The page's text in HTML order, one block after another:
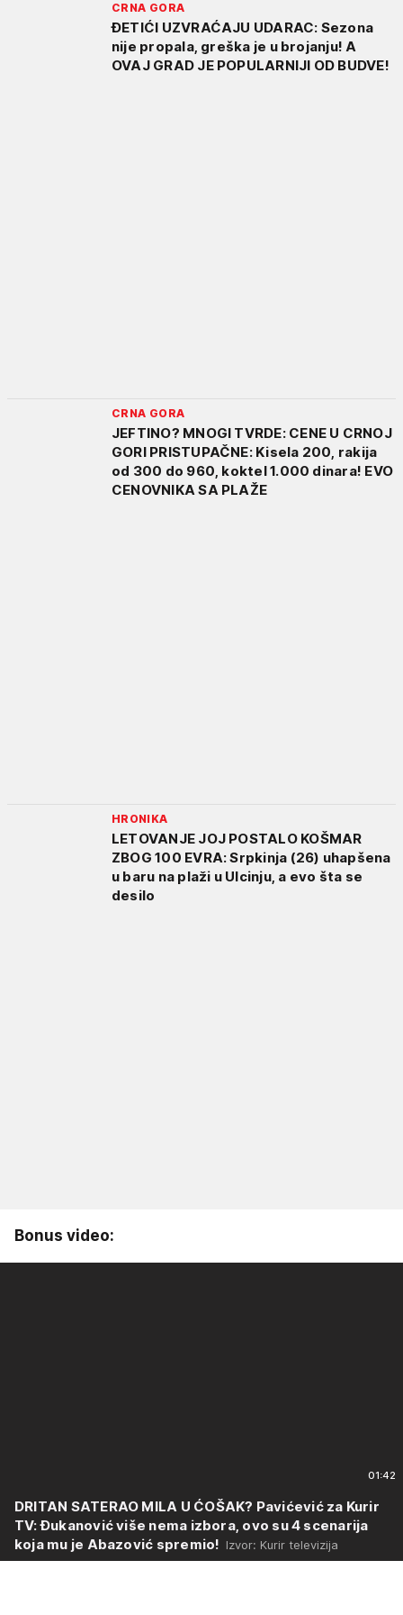
CRNA GORA
ĐETIĆI UZVRAĆAJU UDARAC: Sezona
nije propala, greška je u brojanju! A
OVAJ GRAD JE POPULARNIJI OD BUDVE!
CRNA GORA
JEFTINO? MNOGI TVRDE: CENE U CRNOJ
GORI PRISTUPAČNE: Kisela 200, rakija
od 300 do 960, koktel 1.000 dinara! EVO
CENOVNIKA SA PLAŽE
HRONIKA
LETOVANJE JOJ POSTALO KOŠMAR
ZBOG 100 EVRA: Srpkinja (26) uhapšena
u baru na plaži u Ulcinju, a evo šta se
desilo
Bonus video:
01:42
DRITAN SATERAO MILA U ĆOŠAK? Pavićević za Kurir
TV: Đukanović više nema izbora, ovo su 4 scenarija
koja mu je Abazović spremio! Izvor: Kurir televizija